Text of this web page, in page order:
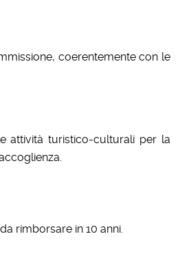
coerentemente con le
attività turistico-culturali per la
rimborsare in 10 anni.